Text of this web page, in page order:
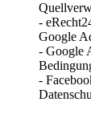
-
Google
- Google
-